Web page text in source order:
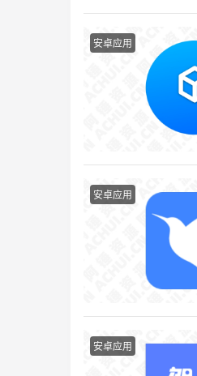
安卓应用
安卓应用
安卓应用